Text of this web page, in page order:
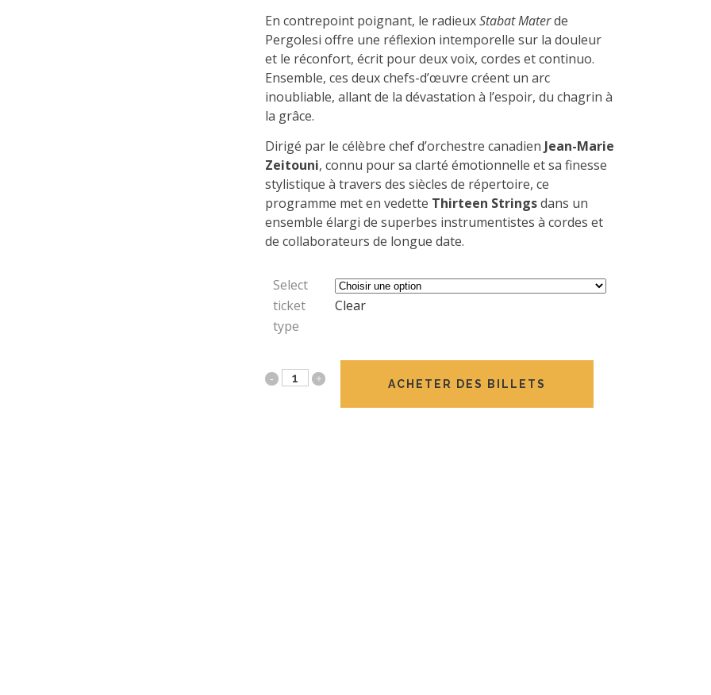
En contrepoint poignant, le radieuxStabat Materde
Pergolesi offre une réflexion intemporelle sur la douleur
et le réconfort, écrit pour deux voix, cordes et continuo.
Ensemble, ces deux chefs-d’œuvre créent un arc
inoubliable, allant de la dévastation à l’espoir, du chagrin à
la grâce.
Dirigé par le célèbre chef d’orchestre canadien Jean-Marie
Zeitouni, connu pour sa clarté émotionnelle et sa finesse
stylistique à travers des siècles de répertoire, ce
programme met en vedette Thirteen Stringsdans un
ensemble élargi de superbes instrumentistes à cordes et
de collaborateurs de longue date.
Select
ticket
type
Clear
Métamorphoses
ACHETER DES BILLETS